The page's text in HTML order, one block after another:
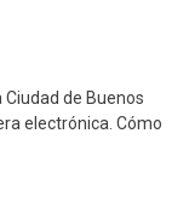
de Buenos
electrónica. Cómo